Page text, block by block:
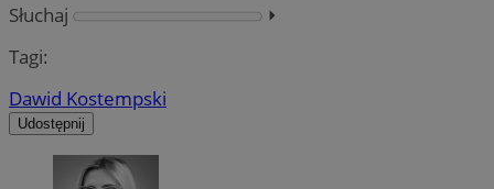
Słuchaj
⏵︎
Tagi:
Dawid Kostempski
Udostępnij